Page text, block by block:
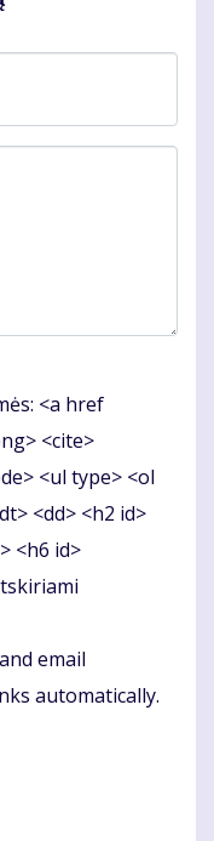
<a href
<cite>
<ul type> <ol
<dd> <h2 id>
<h6 id>
email
automatically.